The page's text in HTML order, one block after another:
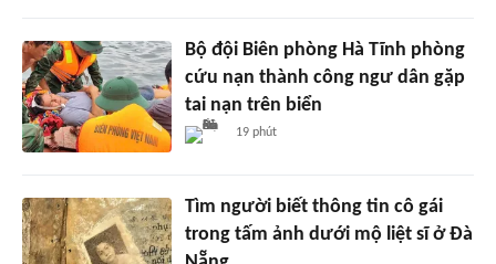
Bộ đội Biên phòng Hà Tĩnh phòng
cứu nạn thành công ngư dân gặp
tai nạn trên biển
19 phút
Tìm người biết thông tin cô gái
trong tấm ảnh dưới mộ liệt sĩ ở Đà